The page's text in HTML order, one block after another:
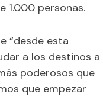
1.000 personas.
“desde esta
a los destinos a
poderosos que
que empezar